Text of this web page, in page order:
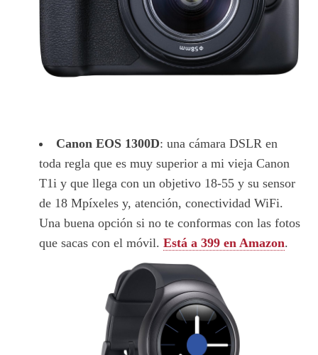
Canon EOS 1300D: una cámara DSLR en
toda regla que es muy superior a mi vieja Canon
T1i y que llega con un objetivo 18-55 y su sensor
de 18 Mpíxeles y, atención, conectividad WiFi.
Una buena opción si no te conformas con las fotos
que sacas con el móvil. Está a 399 en Amazon.